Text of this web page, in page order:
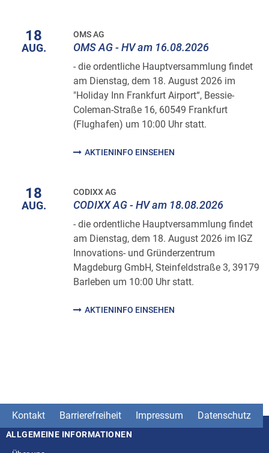
18
AUG.
OMS AG
OMS AG - HV am 16.08.2026
- die ordentliche Hauptversammlung findet
am Dienstag, dem 18. August 2026 im
"Holiday Inn Frankfurt Airport“, Bessie-
Coleman-Straße 16, 60549 Frankfurt
(Flughafen) um 10:00 Uhr statt.
AKTIENINFO EINSEHEN
18
AUG.
CODIXX AG
CODIXX AG - HV am 18.08.2026
- die ordentliche Hauptversammlung findet
am Dienstag, dem 18. August 2026 im IGZ
Innovations- und Gründerzentrum
Magdeburg GmbH, Steinfeldstraße 3, 39179
Barleben um 10:00 Uhr statt.
AKTIENINFO EINSEHEN
Kontakt Barrierefreiheit Impressum Datenschutz
Seitenstruktur
ALLGEMEINE INFORMATIONEN